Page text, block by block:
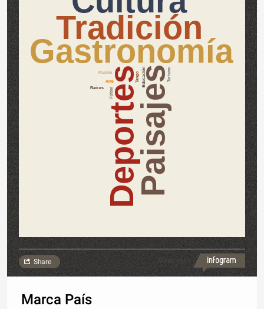
Gastronomía
Deportes
Tradición
Paisajes
Educación
Arte Tango
Pasión
Fútbol
Raíces
Turismo
Made with
Share
Marca País